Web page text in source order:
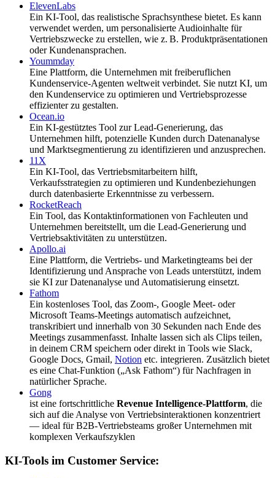
ElevenLabs
Ein KI-Tool, das realistische Sprachsynthese bietet. Es kann
verwendet werden, um personalisierte Audioinhalte für
Vertriebszwecke zu erstellen, wie z. B. Produktpräsentationen
oder Kundenansprachen.
Yoummday
Eine Plattform, die Unternehmen mit freiberuflichen
Kundenservice-Agenten weltweit verbindet. Sie nutzt KI, um
den Kundenservice zu optimieren und Vertriebsprozesse
effizienter zu gestalten.
Ocean.io
Ein KI-gestütztes Tool zur Lead-Generierung, das
Unternehmen hilft, potenzielle Kunden durch Datenanalyse
und Marktsegmentierung zu identifizieren und anzusprechen.
11X
Ein KI-Tool, das Vertriebsmitarbeitern hilft,
Verkaufsstrategien zu optimieren und Kundenbeziehungen
durch datenbasierte Erkenntnisse zu verbessern.
RocketReach
Ein Tool, das Kontaktinformationen von Fachleuten und
Unternehmen bereitstellt, um die Lead-Generierung und
Vertriebsaktivitäten zu unterstützen.
Apollo.ai
Eine Plattform, die Vertriebs- und Marketingteams bei der
Identifizierung und Ansprache von Leads unterstützt, indem
sie KI zur Datenanalyse und Automatisierung einsetzt.
Fathom
Ein kostenloses Tool, das Zoom-, Google Meet‑ oder
Microsoft Teams-Meetings automatisch aufzeichnet,
transkribiert und innerhalb von 30 Sekunden nach Ende des
Meetings zusammenfasst. Inhalte lassen sich als Clips teilen,
in deinem CRM speichern oder direkt in Tools wie Slack,
Google Docs, Gmail, Notion etc. integrieren. Zusätzlich bietet
es eine Chat‑Funktion („Ask Fathom“) für Nachfragen in
natürlicher Sprache.
Gong
ist eine fortschrittliche Revenue Intelligence-Plattform, die
sich auf die Analyse von Vertriebsinteraktionen konzentriert
— ideal für B2B-Vertriebsteams großer Unternehmen mit
komplexen Verkaufszyklen
KI-Tools im Customer Service: